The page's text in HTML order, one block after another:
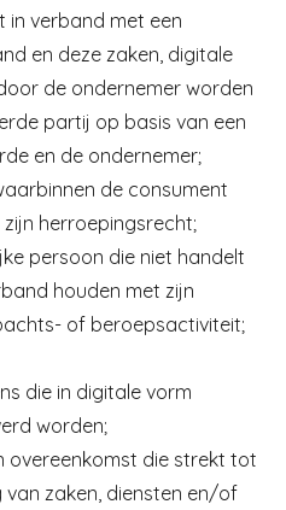
verband met een
en deze zaken, digitale
de ondernemer worden
partij op basis van een
en de ondernemer;
de consument
herroepingsrecht;
persoon die niet handelt
houden met zijn
of beroepsactiviteit;
die in digitale vorm
worden;
overeenkomst die strekt tot
van zaken, diensten en/of